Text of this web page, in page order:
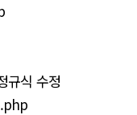
규식 수정